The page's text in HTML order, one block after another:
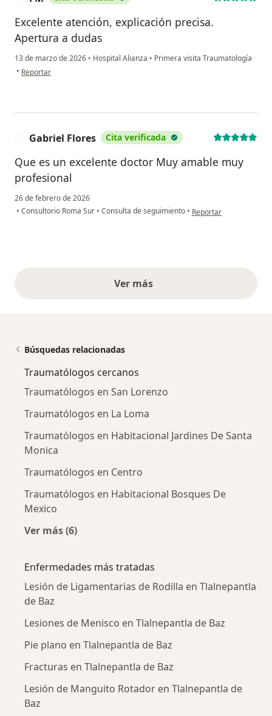
Excelente atención, explicación precisa.
Apertura a dudas
13 de marzo de 2026 • Hospital Alianza • Primera visita Traumatología
• en opinión del usuario FM
Reportar
Gabriel Flores Cita verificada
Que es un excelente doctor Muy amable muy
profesional
26 de febrero de 2026
• Consultorio Roma Sur • Consulta de seguimiento • en opinión del usuario
Reportar
Ver másopiniones anteriores
Búsquedas relacionadas
Traumatólogos cercanos
Traumatólogos en San Lorenzo
Traumatólogos en La Loma
Traumatólogos en Habitacional Jardines De Santa
Monica
Traumatólogos en Centro
Traumatólogos en Habitacional Bosques De
Mexico
Ver más (6)
Enfermedades más tratadas
Lesión de Ligamentarias de Rodilla en Tlalnepantla
de Baz
Lesiones de Menisco en Tlalnepantla de Baz
Pie plano en Tlalnepantla de Baz
Fracturas en Tlalnepantla de Baz
Lesión de Manguito Rotador en Tlalnepantla de
Baz